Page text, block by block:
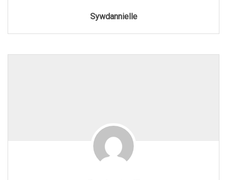
Sywdannielle